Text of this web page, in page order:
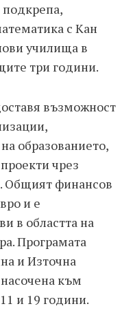
подкрепа,
с Кан
училища в
три години.
възможност
образованието,
чрез
Общият финансов
и е
в областта на
Програмата
и Източна
към
и 19 години.